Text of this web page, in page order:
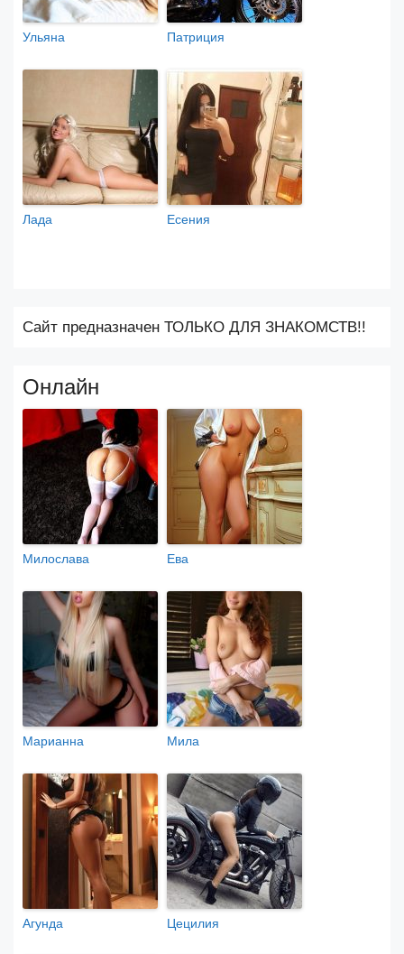
Ульяна Патриция
Лада Есения
Сайт предназначен ТОЛЬКО ДЛЯ ЗНАКОМСТВ!!
Онлайн
Милослава Ева
Марианна Мила
Агунда Цецилия